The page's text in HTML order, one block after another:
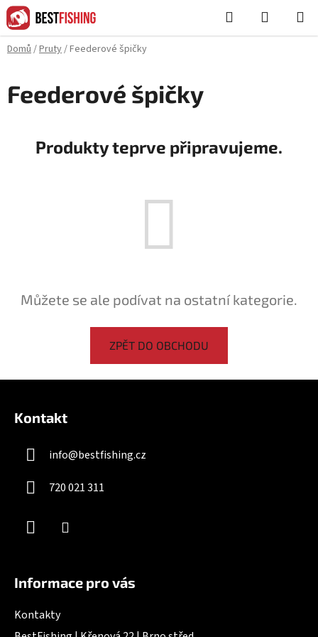
Přejít
na
obsah
Hledat
KOŠÍK
Domů/Pruty/Feederové špičky
Feederové špičky
Produkty teprve připravujeme.
Můžete se ale podívat na ostatní kategorie.
ZPĚT DO OBCHODU
Kontakt
info@bestfishing.cz
720 021 311
Informace pro vás
Kontakty